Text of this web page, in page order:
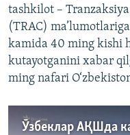
tashkilot –
(TRAC)
kamida 40 ming kishi
kutayotganini xabar
ming nafari